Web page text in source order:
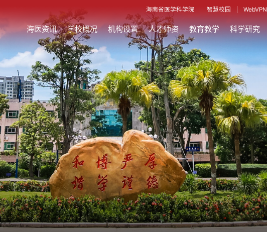
海南省医学科学院 智慧校园 WebVPN
海医资讯 学校概况 机构设置 人才师资 教育教学 科学研究